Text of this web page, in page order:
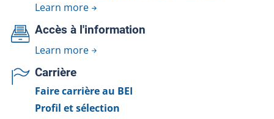
Learn more
Accès à l'information
Learn more
Carrière
Faire carrière au BEI
Profil et sélection